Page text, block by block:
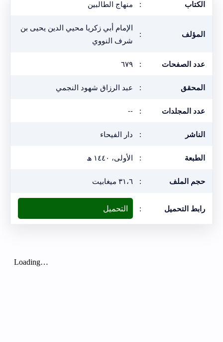
الكتاب : منهاج الطالبين
المؤلف :
الإمام أبي زكريا محيي الدين يحيى بن
شرف النووي
عدد الصفحات : ٦٧٩
المحقق : عبد الرزاق شهود النجمي
عدد المجلدات :
--
الناشر : دار الفيحاء
الطبعة : الأولى، ١٤٤٠ ھ
حجم الملف : ٣١،٦ ميغابيت
رابط التحميل : التحميل